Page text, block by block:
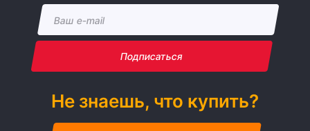
Подписаться
Не знаешь, что купить?